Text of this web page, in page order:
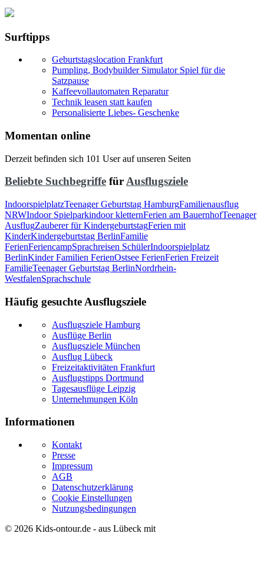
Surftipps
Geburtstagslocation Frankfurt
Pumpling, Bodybuilder Simulator Spiel für die
Satzpause
Kaffeevollautomaten Reparatur
Technik leasen statt kaufen
Personalisierte Liebes- Geschenke
Momentan online
Derzeit befinden sich 101 User auf unseren Seiten
Beliebte Suchbegriffe fürAusflugsziele
IndoorspielplatzTeenager Geburtstag HamburgFamilienausflug
NRWIndoor Spielparkindoor kletternFerien am BauernhofTeenager
AusflugZauberer für KindergeburtstagFerien mit
KinderKindergeburtstag BerlinFamilie
FerienFeriencampSprachreisen SchülerIndoorspielplatz
BerlinKinder Familien FerienOstsee FerienFerien Freizeit
FamilieTeenager Geburtstag BerlinNordrhein-
WestfalenSprachschule
Häufig gesuchte Ausflugsziele
Ausflugsziele Hamburg
Ausflüge Berlin
Ausflugsziele München
Ausflug Lübeck
Freizeitaktivitäten Frankfurt
Ausflugstipps Dortmund
Tagesausflüge Leipzig
Unternehmungen Köln
Informationen
Kontakt
Presse
Impressum
AGB
Datenschutzerklärung
Cookie Einstellungen
Nutzungsbedingungen
© 2026 Kids-ontour.de - aus Lübeck mit